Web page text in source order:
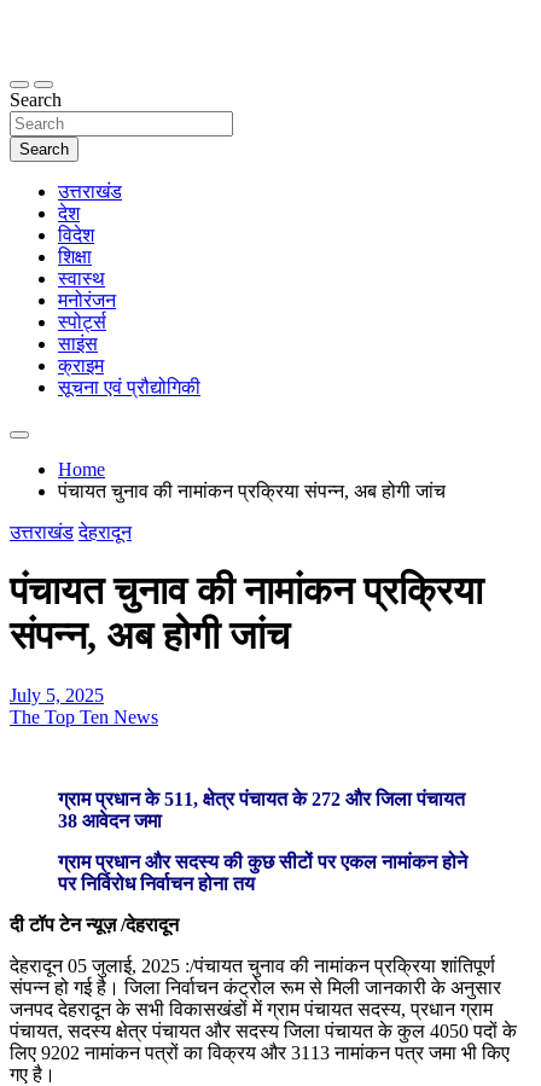
thetoptennews.com
Search
Search
उत्तराखंड
देश
विदेश
शिक्षा
स्वास्थ
मनोरंजन
स्पोर्ट्स
साइंस
क्राइम
सूचना एवं प्रौद्योगिकी
Home
पंचायत चुनाव की नामांकन प्रक्रिया संपन्न, अब होगी जांच
उत्तराखंड देहरादून
पंचायत चुनाव की नामांकन प्रक्रिया
संपन्न, अब होगी जांच
July 5, 2025
The Top Ten News
ग्राम प्रधान के 511, क्षेत्र पंचायत के 272 और जिला पंचायत
38 आवेदन जमा
ग्राम प्रधान और सदस्य की कुछ सीटों पर एकल नामांकन होने
पर निर्विरोध निर्वाचन होना तय
दी टॉप टेन न्यूज़ /देहरादून
देहरादून 05 जुलाई, 2025 :/पंचायत चुनाव की नामांकन प्रक्रिया शांतिपूर्ण
संपन्न हो गई है। जिला निर्वाचन कंट्रोल रूम से मिली जानकारी के अनुसार
जनपद देहरादून के सभी विकासखंडों में ग्राम पंचायत सदस्य, प्रधान ग्राम
पंचायत, सदस्य क्षेत्र पंचायत और सदस्य जिला पंचायत के कुल 4050 पदों के
लिए 9202 नामांकन पत्रों का विक्रय और 3113 नामांकन पत्र जमा भी किए
गए है।